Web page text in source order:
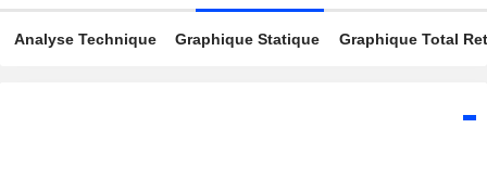
Analyse Technique Graphique Statique Graphique Total